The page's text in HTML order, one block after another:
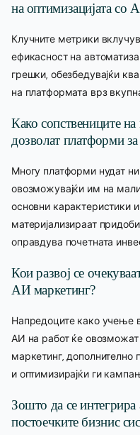
на оптимизацијата со
Клучните метрики
ефикасност на
грешки, обезбедувајќи
на платформата врз
Како сопствениците
дозволат платформи
Многу платформи нудат
овозможувајќи им на
основни карактеристики
материјализираат
оправдува почетната
Кои развој се
АИ маркетинг?
Напредоците како учење
АИ на работ ќе
маркетинг, дополнително
и оптимизирајќи ги
Зошто да се
постоечките бизнис